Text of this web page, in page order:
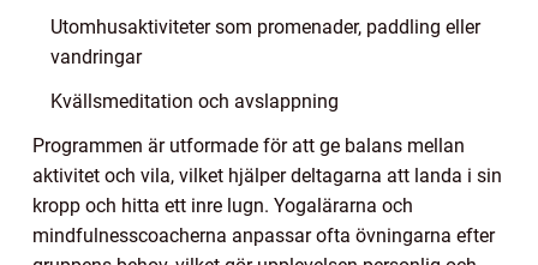
Utomhusaktiviteter som promenader, paddling eller
vandringar
Kvällsmeditation och avslappning
Programmen är utformade för att ge balans mellan
aktivitet och vila, vilket hjälper deltagarna att landa i sin
kropp och hitta ett inre lugn. Yogalärarna och
mindfulnesscoacherna anpassar ofta övningarna efter